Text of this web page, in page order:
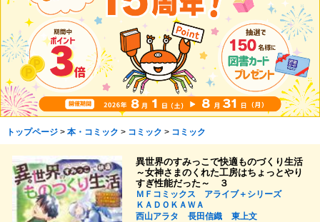
トップページ> 本・コミック > コミック > コミック
異世界のすみっこで快適ものづくり生活
～女神さまのくれた工房はちょっとやり
すぎ性能だった～ ３
ＭＦコミックス アライブ＋シリーズ
ＫＡＤＯＫＡＷＡ
西山アラタ
長田信織
東上文